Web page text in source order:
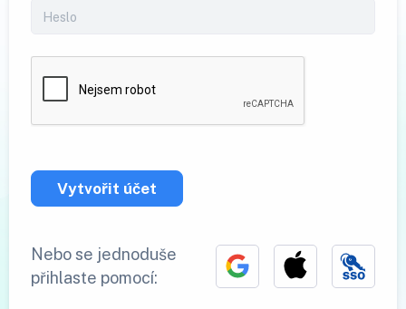
Vytvořit účet
Nebo se jednoduše
přihlaste pomocí: